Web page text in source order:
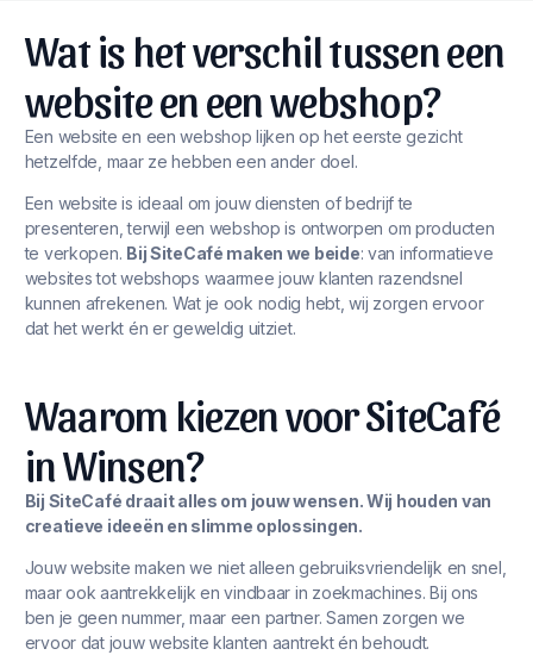
Wat is het verschil tussen een
website en een webshop?
Een website en een webshop lijken op het eerste gezicht
hetzelfde, maar ze hebben een ander doel.
Een website is ideaal om jouw diensten of bedrijf te
presenteren, terwijl een webshop is ontworpen om producten
te verkopen. Bij SiteCafé maken we beide: van informatieve
websites tot webshops waarmee jouw klanten razendsnel
kunnen afrekenen. Wat je ook nodig hebt, wij zorgen ervoor
dat het werkt én er geweldig uitziet.
Waarom kiezen voor SiteCafé
in Winsen?
Bij SiteCafé draait alles om jouw wensen. Wij houden van
creatieve ideeën en slimme oplossingen.
Jouw website maken we niet alleen gebruiksvriendelijk en snel,
maar ook aantrekkelijk en vindbaar in zoekmachines. Bij ons
ben je geen nummer, maar een partner. Samen zorgen we
ervoor dat jouw website klanten aantrekt én behoudt.